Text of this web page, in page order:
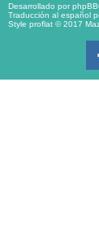
Desarrollado porphpBB
Traducción al español
Style proflat © 2017